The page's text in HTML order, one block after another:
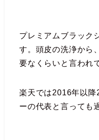
プレミアムブラック
す。頭皮の洗浄から
要なくらいと言われ
楽天では2016年以降
ーの代表と言っても